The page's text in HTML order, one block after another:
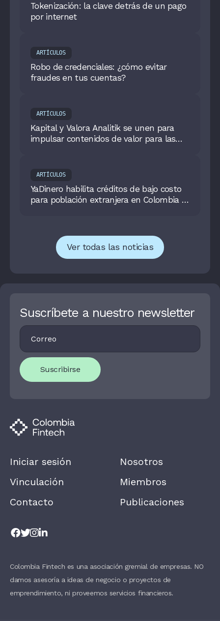
Tokenización: la clave detrás de un pago
por internet
ARTÍCULOS
Robo de credenciales: ¿cómo evitar
fraudes en tus cuentas?
ARTÍCULOS
Kapital y Valora Analitik se unen para
impulsar contenidos de valor para las
ARTÍCULOS
YaDinero habilita créditos de bajo costo
para población extranjera en Colombia y
Ver todas las noticias
Suscríbete a nuestro newsletter
Footer
Newsletter
Suscribirse
I
O
U
A
R
N
,
V
H
S
L
A
K
Iniciar sesión
Vinculación
Contacto
Nosotros
Miembros
Publicaciones
Colombia Fintech es una asociación gremial de empresas. NO
damos asesoría a ideas de negocio o proyectos de
emprendimiento, ni proveemos servicios financieros.